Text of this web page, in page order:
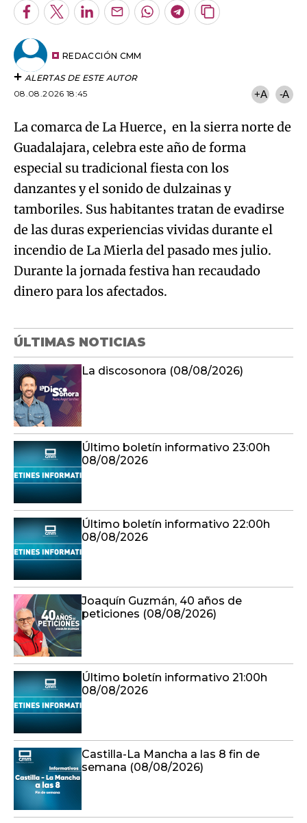
Facebook
TwitterLinkedInEnviarWhatsapp
Telegram
Copiar
REDACCIÓN CMM
ALERTAS DE ESTE AUTOR
08.08.2026 18:45
+A -A
La comarca de La Huerce, en la sierra norte de
Guadalajara, celebra este año de forma
especial su tradicional fiesta con los
danzantes y el sonido de dulzainas y
tamboriles. Sus habitantes tratan de evadirse
de las duras experiencias vividas durante el
incendio de La Mierla del pasado mes julio.
Durante la jornada festiva han recaudado
dinero para los afectados.
ÚLTIMAS NOTICIAS
La discosonora (08/08/2026)
Último boletín informativo 23:00h
08/08/2026
Último boletín informativo 22:00h
08/08/2026
Joaquín Guzmán, 40 años de
peticiones (08/08/2026)
Último boletín informativo 21:00h
08/08/2026
Castilla-La Mancha a las 8 fin de
semana (08/08/2026)